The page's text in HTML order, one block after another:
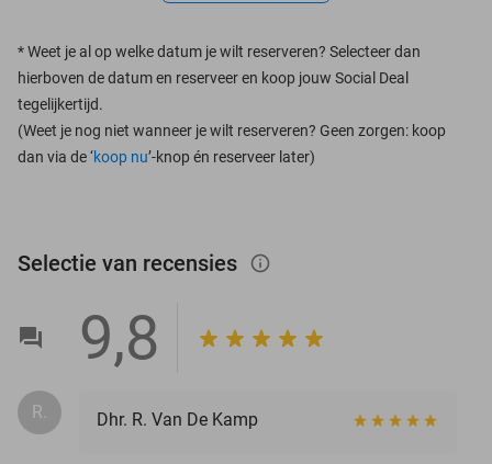
*Weet je al op welke datum je wilt reserveren? Selecteer dan
hierboven de datum en reserveer en koop jouw Social Deal
tegelijkertijd.
(Weet je nog niet wanneer je wilt reserveren? Geen zorgen: koop
dan via de ‘koop nu’-knop én reserveer later)
Selectie van recensies info_outlined
9,8
R. Dhr. R. Van De Kamp